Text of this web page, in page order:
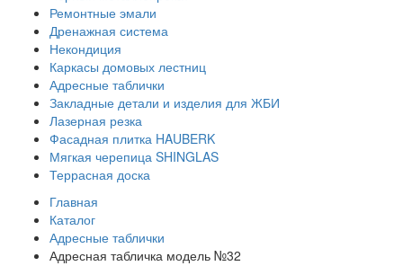
Ремонтные эмали
Дренажная система
Некондиция
Каркасы домовых лестниц
Адресные таблички
Закладные детали и изделия для ЖБИ
Лазерная резка
Фасадная плитка HAUBERK
Мягкая черепица SHINGLAS
Террасная доска
Главная
Каталог
Адресные таблички
Адресная табличка модель №32